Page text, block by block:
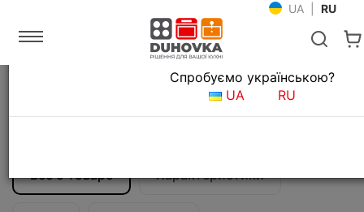
UA RU
Мойки и смесители Кухонные мойки
Кухонная мойка CM Filoquadra 85Х45
Все о товаре Характеристики
Язык магазина
Спробуємо українською?
UA
RU